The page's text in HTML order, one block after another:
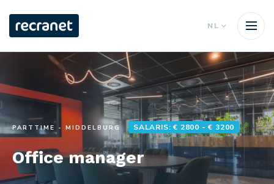
NL
PARTTIME - MIDDELBURG SALARIS: € 2800 - € 3200
Office manager